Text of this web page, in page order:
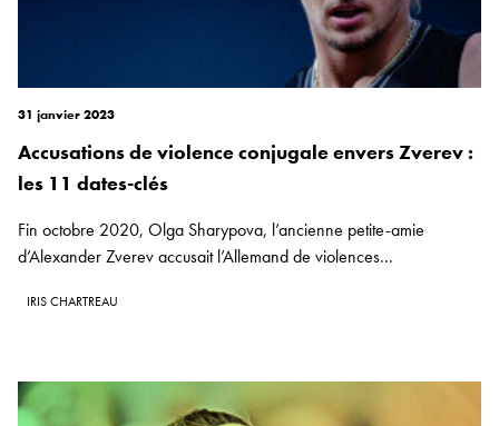
31 janvier 2023
Accusations de violence conjugale envers Zverev :
les 11 dates-clés
Fin octobre 2020, Olga Sharypova, l’ancienne petite-amie
d’Alexander Zverev accusait l’Allemand de violences...
IRIS CHARTREAU